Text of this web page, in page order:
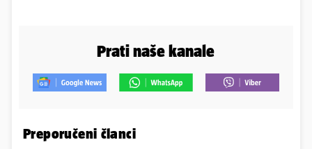
Prati naše kanale
Preporučeni članci